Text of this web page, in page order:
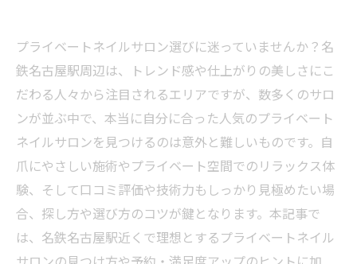
プライベートネイルサロン選びに迷っていませんか？名
鉄名古屋駅周辺は、トレンド感や仕上がりの美しさにこ
だわる人々から注目されるエリアですが、数多くのサロ
ンが並ぶ中で、本当に自分に合った人気のプライベート
ネイルサロンを見つけるのは意外と難しいものです。自
爪にやさしい施術やプライベート空間でのリラックス体
験、そして口コミ評価や技術力もしっかり見極めたい場
合、探し方や選び方のコツが鍵となります。本記事で
は、名鉄名古屋駅近くで理想とするプライベートネイル